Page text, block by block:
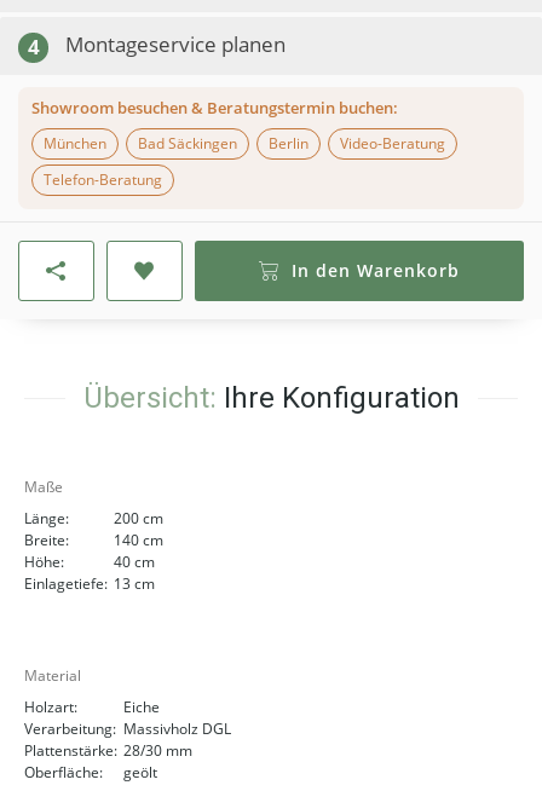
4 Montageservice planen
Showroom besuchen & Beratungstermin buchen:
München
Bad Säckingen Berlin
Video-Beratung
Telefon-Beratung
In den Warenkorb
Übersicht: Ihre Konfiguration
Maße
Länge:
200 cm
Breite:
140 cm
Höhe:
40 cm
Einlagetiefe: 13 cm
Material
Holzart:
Eiche
Verarbeitung: Massivholz DGL
Plattenstärke: 28/30 mm
Oberfläche:
geölt